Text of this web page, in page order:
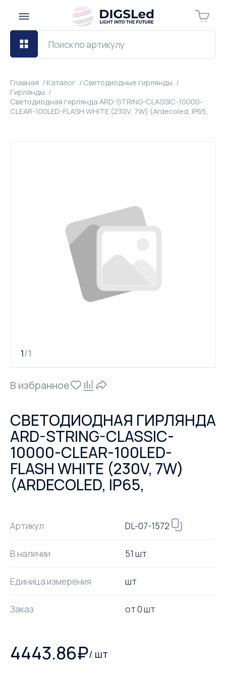
Главная Каталог
Светодиодные гирлянды
Гирлянды
Светодиодная гирлянда ARD-STRING-CLASSIC-10000-
CLEAR-100LED-FLASH WHITE (230V, 7W) (Ardecoled, IP65,
1/1
В избранное
СВЕТОДИОДНАЯ ГИРЛЯНДА
ARD-STRING-CLASSIC-
10000-CLEAR-100LED-
FLASH WHITE (230V, 7W)
(ARDECOLED, IP65,
Артикул DL-07-1572
В наличии 51 шт
Единица измерения шт
Заказ от0шт
4443.86₽/ шт